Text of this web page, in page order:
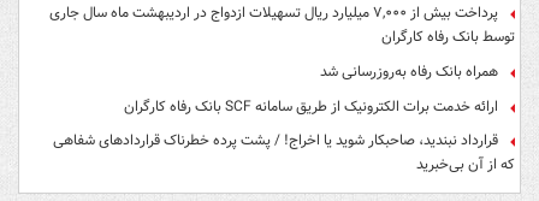
پرداخت بیش از ۷,۰۰۰ میلیارد ریال تسهیلات ازدواج در اردیبهشت ماه سال جاری
توسط بانک رفاه کارگران
همراه بانک رفاه به‌روزرسانی شد
ارائه خدمت برات الکترونیک از طریق سامانه SCF بانک رفاه کارگران
قرارداد نبندید، صاحبکار شوید یا اخراج! / پشت پرده خطرناک قراردادهای شفاهی
که از آن بی‌خبرید